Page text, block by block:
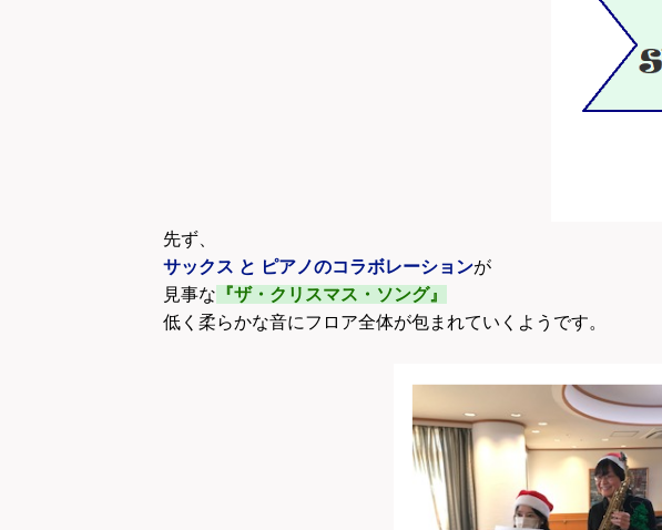
先ず、
サックス と ピアノのコラボレーションが
見事な 『ザ・クリスマス・ソング』
低く柔らかな音にフロア全体が包まれていくようです。